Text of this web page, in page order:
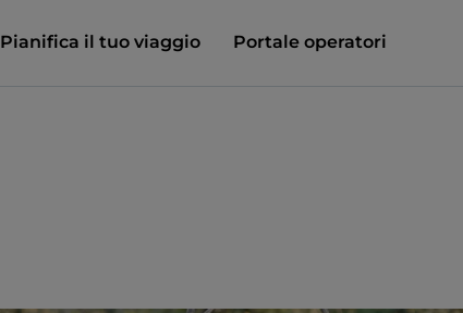
Pianifica il tuo viaggio Portale operatori